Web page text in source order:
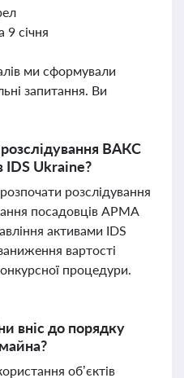
9 січня
ми сформували
запитання. Ви
ВАКС
IDS Ukraine?
розслідування
посадовців АРМА
активами IDS
вартості
процедури.
вніс до порядку
об’єктів